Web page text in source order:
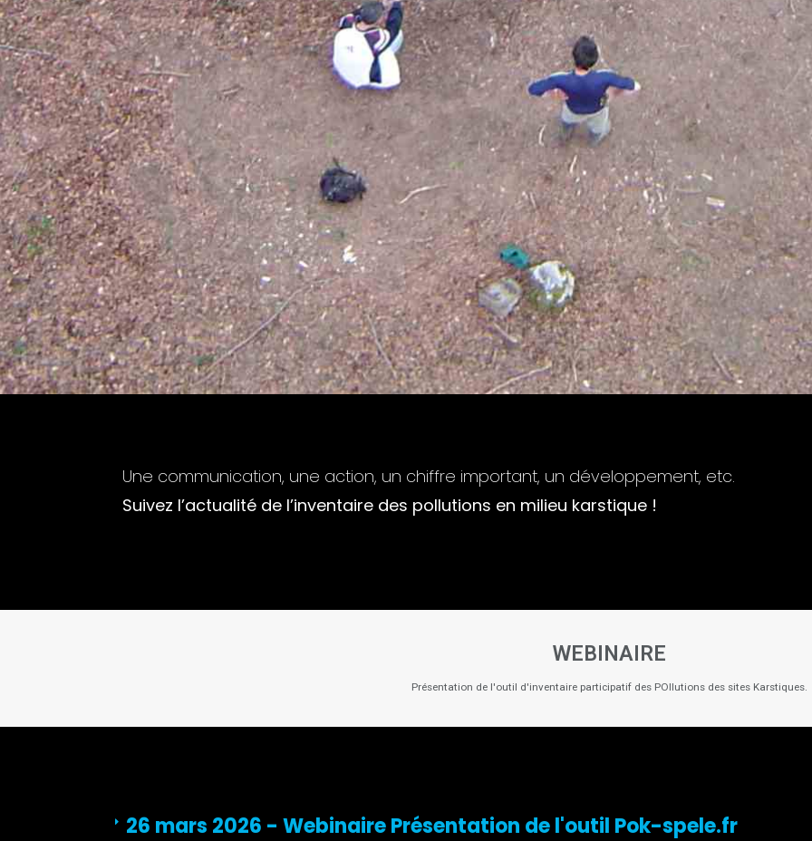
Une communication, une action, un chiffre important, un développement, etc.
Suivez l’actualité de l’inventaire des pollutions en milieu karstique !
WEBINAIRE
Présentation de l'outil d'inventaire participatif des POllutions des sites Karstiques.
26 mars 2026 - Webinaire Présentation de l'outil Pok-spele.fr